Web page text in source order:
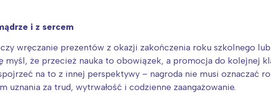
i z sercem
wręczanie prezentów z okazji zakończenia roku szkolnego
myśl, że przecież nauka to obowiązek, a promocja do kolejnej
na to z innej perspektywy – nagroda nie musi oznaczać
uznania za trud, wytrwałość i codzienne zaangażowanie.
Interesują mnie wydarzenia z tego regionu: